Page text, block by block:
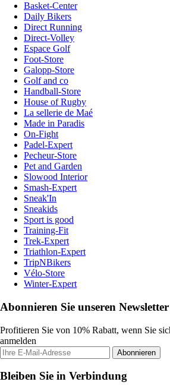
Basket-Center
Daily Bikers
Direct Running
Direct-Volley
Espace Golf
Foot-Store
Galopp-Store
Golf and co
Handball-Store
House of Rugby
La sellerie de Maé
Made in Paradis
On-Fight
Padel-Expert
Pecheur-Store
Pet and Garden
Slowood Interior
Smash-Expert
Sneak'In
Sneakids
Sport is good
Training-Fit
Trek-Expert
Triathlon-Expert
TripNBikers
Vélo-Store
Winter-Expert
Abonnieren Sie unseren Newsletter
Profitieren Sie von 10% Rabatt, wenn Sie
anmelden
Abonnieren
Bleiben Sie in Verbindung